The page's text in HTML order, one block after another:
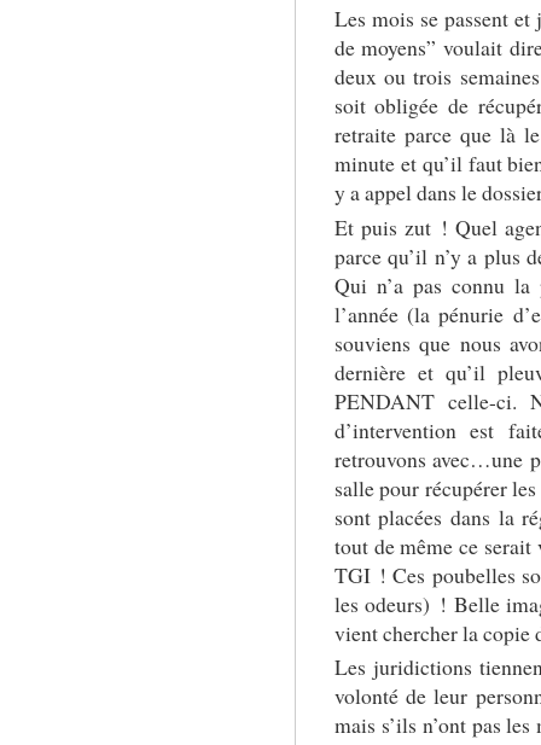
Les mois se passent et
de moyens” voulait
deux ou trois
soit obligée de
retraite parce que là
minute et qu’il faut
y a appel dans le
Et puis zut ! Quel
parce qu’il n’y a plus
Qui n’a pas connu
l’année (la pénurie
souviens que nous
dernière et qu’il
PENDANT celle-ci.
d’intervention est
retrouvons avec…une
salle pour récupérer
sont placées dans la
tout de même ce
TGI ! Ces poubelles
les odeurs) ! Belle
vient chercher la copie
Les juridictions
volonté de leur
mais s’ils n’ont pas